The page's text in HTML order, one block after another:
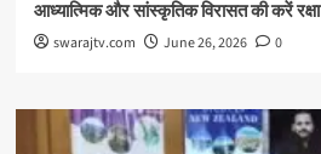
आध्यात्मिक और सांस्कृतिक विरासत की करें रक्षा
swarajtv.com June 26, 2026 0